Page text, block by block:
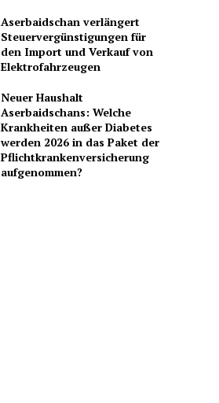
Aserbaidschan verlängert
Steuervergünstigungen für
den Import und Verkauf von
Elektrofahrzeugen
Neuer Haushalt
Aserbaidschans: Welche
Krankheiten außer Diabetes
werden 2026 in das Paket der
Pflichtkrankenversicherung
aufgenommen?